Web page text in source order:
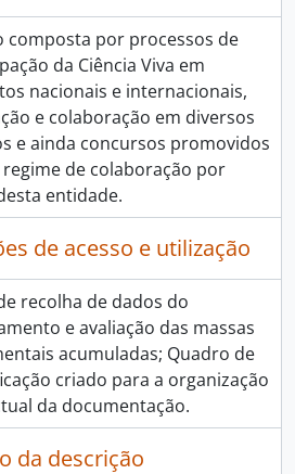
composta por processos de
da Ciência Viva em
nacionais e internacionais,
e colaboração em diversos
e ainda concursos promovidos
de colaboração por
entidade.
de acesso e utilização
recolha de dados do
e avaliação das massas
acumuladas; Quadro de
criado para a organização
da documentação.
da descrição